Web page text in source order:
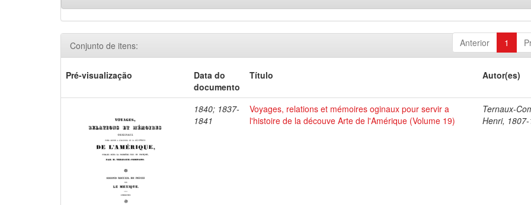
Anterior 1
Conjunto de itens:
Pré-visualização
Data do
documento
Título Autor(es)
1840; 1837-
1841
Voyages, relations et mémoires oginaux pour servir a
l'histoire de la découve Arte de l'Amérique (Volume 19)
Ternaux-
Henri,